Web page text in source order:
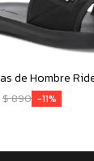
$890 11